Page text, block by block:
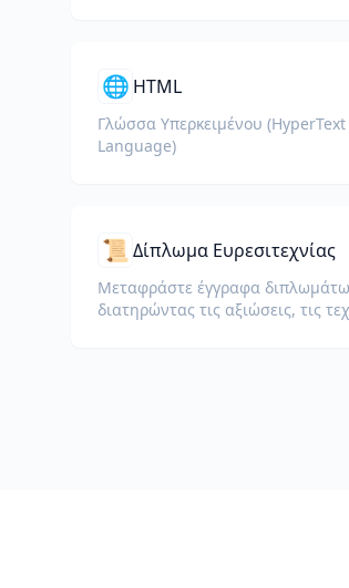
🌐 HTML
Γλώσσα Υπερκειμένου
Language)
📜 Δίπλωμα Ευρεσιτεχνίας
Μεταφράστε έγγραφα
διατηρώντας τις αξιώσεις, τις